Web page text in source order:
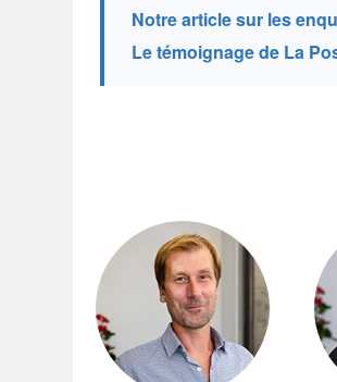
Notre article sur les
Le témoignage de La